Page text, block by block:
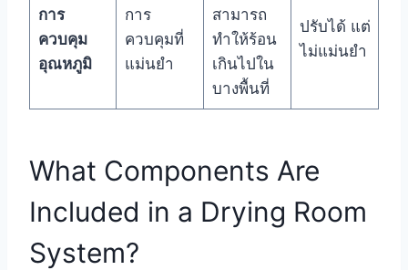
การ
ควบคุม
อุณหภูมิ
การ
ควบคุมที่
แม่นยำ
สามารถ
ทำให้ร้อน
เกินไปใน
บางพื้นที่
ปรับได้ แต่
ไม่แม่นยำ
What Components Are
Included in a Drying Room
System?